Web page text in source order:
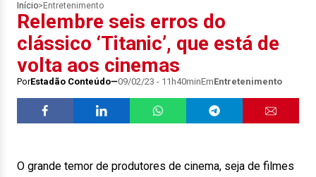
Início> Entretenimento
Relembre seis erros do
clássico ‘Titanic’, que está de
volta aos cinemas
PorEstadão Conteúdo 09/02/23 - 11h40minEmEntretenimento
O grande temor de produtores de cinema, seja de filmes